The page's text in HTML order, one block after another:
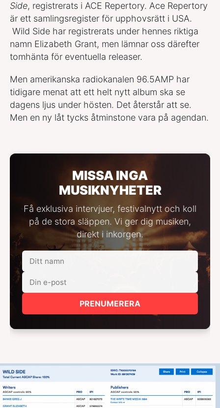
Side, registrerats i ACE Repertory. Ace Repertory
är ett samlingsregister för upphovsrätt i USA.
Wild Side har registrerats under hennes riktiga
namn Elizabeth Grant, men lämnar oss därefter
tomhänta för eventuella releaser.
Men amerikanska radiokanalen 96.5AMP har
tidigare menat att ett helt nytt album ska se
dagens ljus under hösten. Det återstår att se.
Men en ny låt tycks åtminstone vara på agendan.
MISSA INGA
MUSIKNYHETER
Få exklusiva intervjuer, festivalnytt och koll
på de stora släppen. Vi ger dig musiken,
direkt i inkorgen.
PRENUMERERA